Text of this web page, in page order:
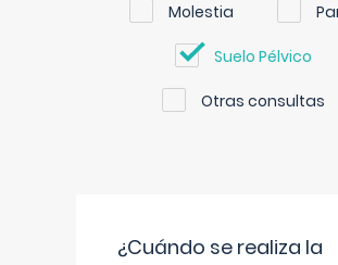
Molestia
Suelo Pélvico
Otras consultas
¿Cuándo se realiza la